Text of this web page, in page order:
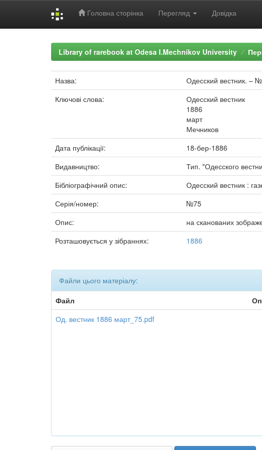
Головна сторінка Перегляд Довідка
Library of rarebook at Odesa I.Mechnikov University
Назва:
Одесский вестник. –
Ключові слова:
Одесский вестник
1886
март
Мечников
Дата публікації:
18-бер-1886
Видавництво:
Тип. "Одесского
Бібліографічний опис:
Одесский вестник :
Серія/номер:
№75
Опис:
на сканованих
Розташовується у зібраннях:
1886
Файли цього матеріалу:
Файл
Од. вестник 1886 март_75.pdf